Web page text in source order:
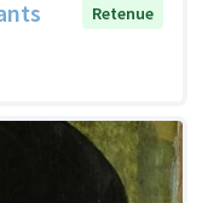
Retenue